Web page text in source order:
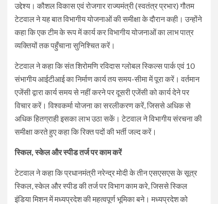
उद्देश्य। कौशल विकास एवं रोजगार राज्यमंत्री (स्वतंत्र प्रभार) गौतम
टेटवाल ने यह बात विभागीय योजनाओं की समीक्षा के दौरान कही। उन्होंने
कहा कि एक टीम के रूप में कार्य कर विभागीय योजनाओं का लाभ पात्र
व्यक्तियों तक पहुँचाना सुनिश्चित करें।
टेटवाल ने कहा कि संत शिरोमणि रविदास ग्लोबल स्किल्स पार्क एवं 10
संभागीय आईटीआई का निर्माण कार्य तय समय-सीमा में पूरा करें। वर्तमान
एजेंसी द्वारा कार्य समय से नहीं करने पर दूसरी एजेंसी को कार्य देने पर
विचार करें। विश्वकर्मा योजना का सरलीकरण करें, जिससे अधिक से
अधिक हितग्राही इसका लाभ उठा सकें। टेटवाल ने विभागीय संरचना की
समीक्षा करते हुए कहा कि रिक्त पदों की भर्ती जल्द करें।
स्किल, स्केल और स्पीड तर्ज पर काम करें
टेटवाल ने कहा कि प्रधानमंत्री नरेन्द्र मोदी के तीन एसएसएस के सूत्र
स्किल, स्केल और स्पीड की तर्ज पर विभाग काम करे, जिससे स्किल
इंडिया मिशन में मध्यप्रदेश की महत्वपूर्ण भूमिका बने। मध्यप्रदेश को